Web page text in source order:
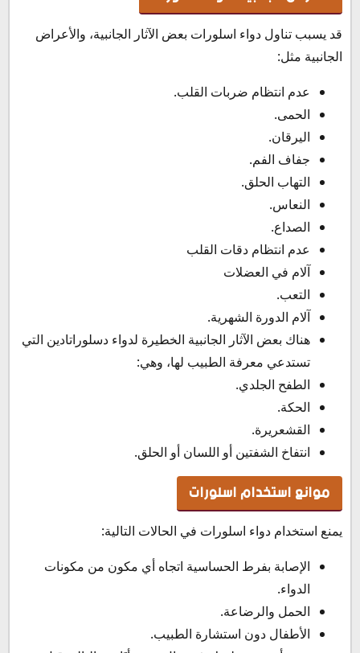
قد يسبب تناول دواء اسلورات بعض الآثار الجانبية، والأعراض
الجانبية مثل:
عدم انتظام ضربات القلب.
الحمى.
اليرقان.
جفاف الفم.
التهاب الحلق.
النعاس.
الصداع.
عدم انتظام دقات القلب
آلام في العضلات
التعب.
آلام الدورة الشهرية.
هناك بعض الآثار الجانبية الخطيرة لدواء دسلوراتادين التي
تستدعي معرفة الطبيب لها، وهي:
الطفح الجلدي.
الحكة.
القشعريرة.
انتفاخ الشفتين أو اللسان أو الحلق.
موانع استخدام اسلورات
يمنع استخدام دواء اسلورات في الحالات التالية:
الإصابة بفرط الحساسية اتجاه أي مكون من مكونات
الدواء.
الحمل والرضاعة.
الأطفال دون استشارة الطبيب.